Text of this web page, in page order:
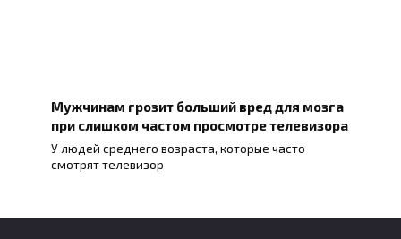
Мужчинам грозит больший вред для мозга
при слишком частом просмотре телевизора
У людей среднего возраста, которые часто
смотрят телевизор